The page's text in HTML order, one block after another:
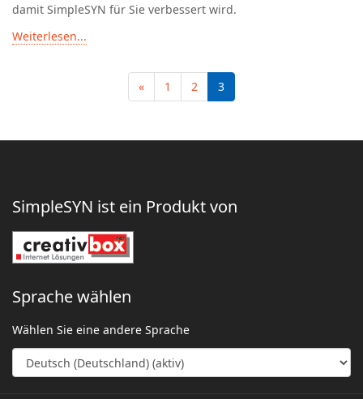
damit SimpleSYN für Sie verbessert wird.
Weiterlesen...
« 1 2 3
SimpleSYN ist ein Produkt von
Sprache wählen
Wählen Sie eine andere Sprache